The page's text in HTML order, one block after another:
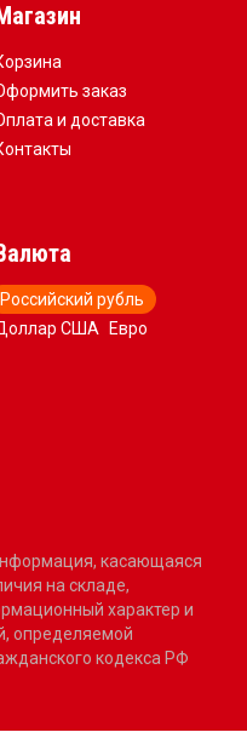
заказ
и доставка
Российский рубль
США
Евро
касающаяся
на складе,
характер и
определяемой
кодекса РФ